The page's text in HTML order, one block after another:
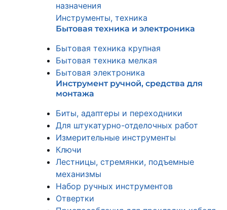
назначения
Инструменты, техника
Бытовая техника и электроника
Бытовая техника крупная
Бытовая техника мелкая
Бытовая электроника
Инструмент ручной, средства для
монтажа
Биты, адаптеры и переходники
Для штукатурно-отделочных работ
Измерительные инструменты
Ключи
Лестницы, стремянки, подъемные
механизмы
Набор ручных инструментов
Отвертки